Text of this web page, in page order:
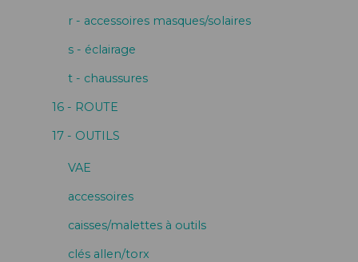
r - accessoires masques/solaires
s - éclairage
t - chaussures
16 - ROUTE
17 - OUTILS
VAE
accessoires
caisses/malettes à outils
clés allen/torx